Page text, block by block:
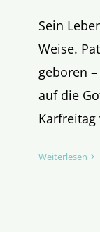
Sein
Weise.
geboren
auf die
Weiterlesen